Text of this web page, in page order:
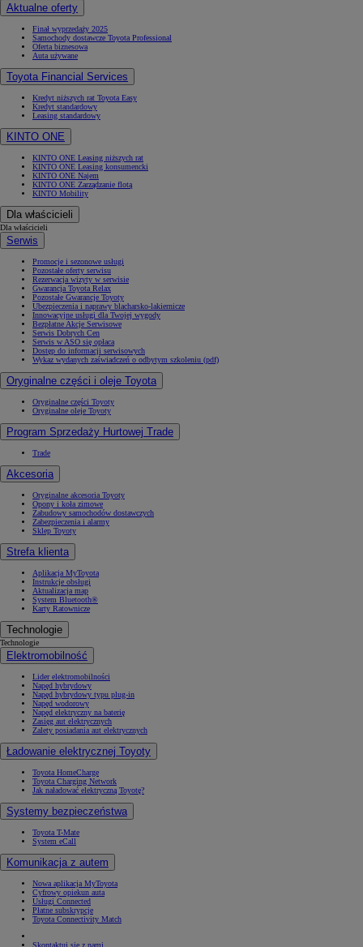
Aktualne oferty
Finał wyprzedaży 2025
Samochody dostawcze Toyota Professional
Oferta biznesowa
Auta używane
Toyota Financial Services
Kredyt niższych rat Toyota Easy
Kredyt standardowy
Leasing standardowy
KINTO ONE
KINTO ONE Leasing niższych rat
KINTO ONE Leasing konsumencki
KINTO ONE Najem
KINTO ONE Zarządzanie flotą
KINTO Mobility
Dla właścicieli
Dla właścicieli
Serwis
Promocje i sezonowe usługi
Pozostałe oferty serwisu
Rezerwacja wizyty w serwisie
Gwarancja Toyota Relax
Pozostałe Gwarancje Toyoty
Ubezpieczenia i naprawy blacharsko-lakiernicze
Innowacyjne usługi dla Twojej wygody
Bezpłatne Akcje Serwisowe
Serwis Dobrych Cen
Serwis w ASO się opłaca
Dostęp do informacji serwisowych
Wykaz wydanych zaświadczeń o odbytym szkoleniu (pdf)
Oryginalne części i oleje Toyota
Oryginalne części Toyoty
Oryginalne oleje Toyoty
Program Sprzedaży Hurtowej Trade
Trade
Akcesoria
Oryginalne akcesoria Toyoty
Opony i koła zimowe
Zabudowy samochodów dostawczych
Zabezpieczenia i alarmy
Sklep Toyoty
Strefa klienta
Aplikacja MyToyota
Instrukcje obsługi
Aktualizacja map
System Bluetooth®
Karty Ratownicze
Technologie
Technologie
Elektromobilność
Lider elektromobilności
Napęd hybrydowy
Napęd hybrydowy typu plug-in
Napęd wodorowy
Napęd elektryczny na baterię
Zasięg aut elektrycznych
Zalety posiadania aut elektrycznych
Ładowanie elektrycznej Toyoty
Toyota HomeCharge
Toyota Charging Network
Jak naładować elektryczną Toyotę?
Systemy bezpieczeństwa
Toyota T-Mate
System eCall
Komunikacja z autem
Nowa aplikacja MyToyota
Cyfrowy opiekun auta
Usługi Connected
Płatne subskrypcje
Toyota Connectivity Match
Skontaktuj się z nami